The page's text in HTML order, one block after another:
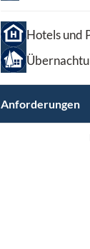
Hotels und
Anforderungen